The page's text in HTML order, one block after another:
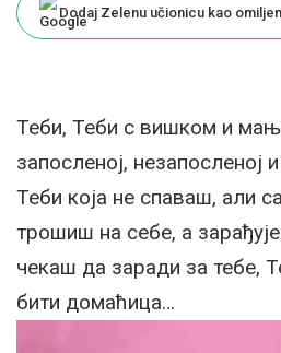
Dodaj Zelenu učionicu kao
Теби, Теби с вишком и
запосленој, незапосленој
Теби која не спаваш, али
трошиш на себе, а
чекаш да заради за тебе,
бити домаћица…